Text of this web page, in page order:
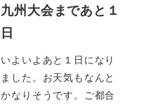
九州大会まであと１
日
いよいよあと１日になり
ました。お天気もなんと
かなりそうです。ご都合